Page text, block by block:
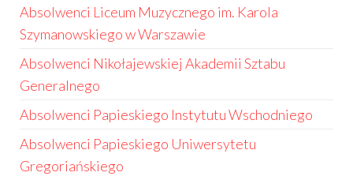
Absolwenci Liceum Muzycznego im. Karola
Szymanowskiego w Warszawie
Absolwenci Nikołajewskiej Akademii Sztabu
Generalnego
Absolwenci Papieskiego Instytutu Wschodniego
Absolwenci Papieskiego Uniwersytetu
Gregoriańskiego